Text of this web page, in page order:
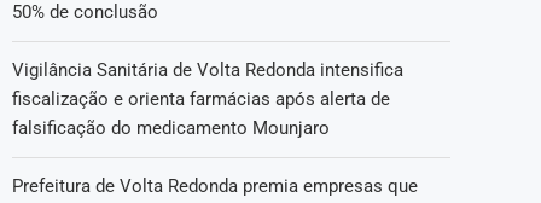
50% de conclusão
Vigilância Sanitária de Volta Redonda intensifica
fiscalização e orienta farmácias após alerta de
falsificação do medicamento Mounjaro
Prefeitura de Volta Redonda premia empresas que